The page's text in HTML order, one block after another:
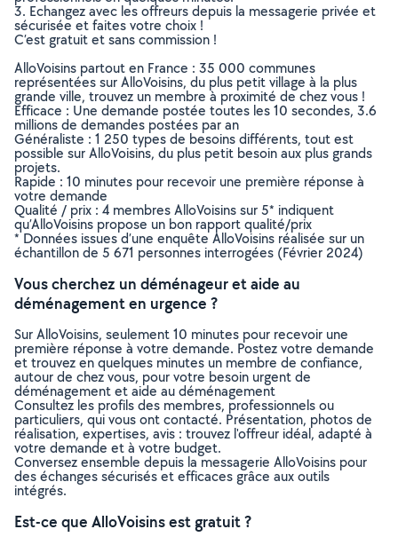
3. Echangez avec les offreurs depuis la messagerie privée et
sécurisée et faites votre choix !
C’est gratuit et sans commission !
AlloVoisins partout en France : 35 000 communes
représentées sur AlloVoisins, du plus petit village à la plus
grande ville, trouvez un membre à proximité de chez vous !
Efficace : Une demande postée toutes les 10 secondes, 3.6
millions de demandes postées par an
Généraliste : 1 250 types de besoins différents, tout est
possible sur AlloVoisins, du plus petit besoin aux plus grands
projets.
Rapide : 10 minutes pour recevoir une première réponse à
votre demande
Qualité / prix : 4 membres AlloVoisins sur 5* indiquent
qu’AlloVoisins propose un bon rapport qualité/prix
* Données issues d’une enquête AlloVoisins réalisée sur un
échantillon de 5 671 personnes interrogées (Février 2024)
Vous cherchez un déménageur et aide au
déménagement en urgence ?
Sur AlloVoisins, seulement 10 minutes pour recevoir une
première réponse à votre demande. Postez votre demande
et trouvez en quelques minutes un membre de confiance,
autour de chez vous, pour votre besoin urgent de
déménagement et aide au déménagement
Consultez les profils des membres, professionnels ou
particuliers, qui vous ont contacté. Présentation, photos de
réalisation, expertises, avis : trouvez l'offreur idéal, adapté à
votre demande et à votre budget.
Conversez ensemble depuis la messagerie AlloVoisins pour
des échanges sécurisés et efficaces grâce aux outils
intégrés.
Est-ce que AlloVoisins est gratuit ?